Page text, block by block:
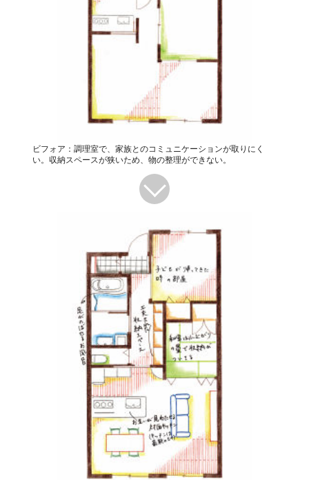
ビフォア：調理室で、家族とのコミュニケーションが取りにく
い。収納スペースが狭いため、物の整理ができない。